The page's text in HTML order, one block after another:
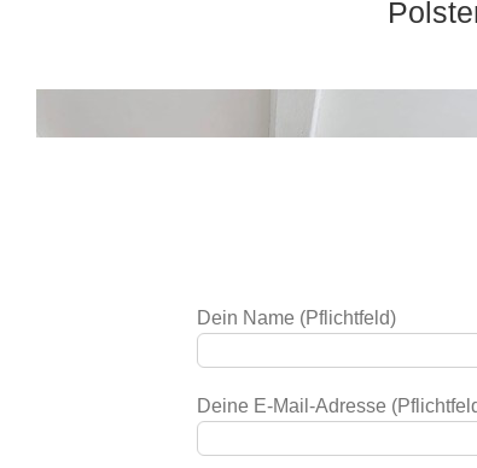
Dein Name (Pflichtfeld)
Deine E-Mail-Adresse